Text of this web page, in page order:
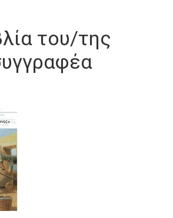
του/της